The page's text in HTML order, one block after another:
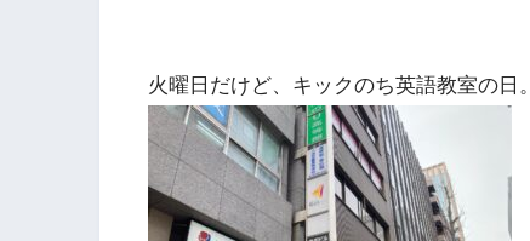
火曜日だけど、キックのち英語教室の日。